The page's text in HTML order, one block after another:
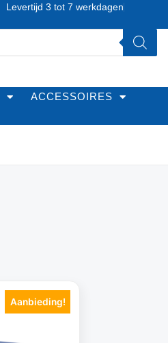
Levertijd 3 tot 7 werkdagen
ACCESSOIRES
Aanbieding!